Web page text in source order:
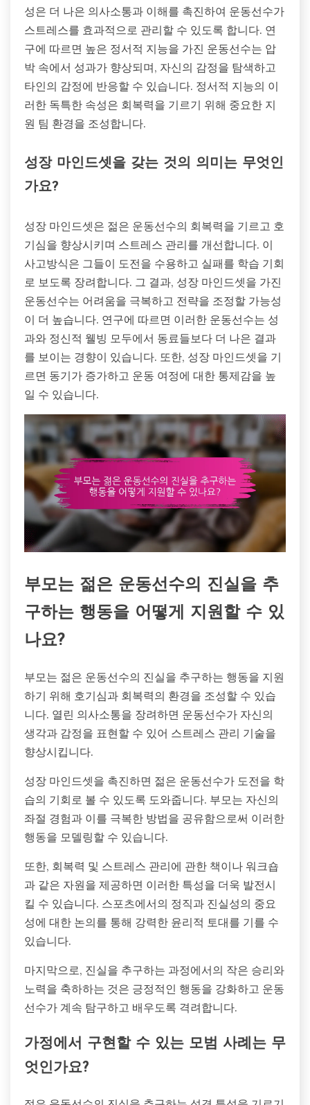
성은 더 나은 의사소통과 이해를 촉진하여 운동선수가
스트레스를 효과적으로 관리할 수 있도록 합니다. 연
구에 따르면 높은 정서적 지능을 가진 운동선수는 압
박 속에서 성과가 향상되며, 자신의 감정을 탐색하고
타인의 감정에 반응할 수 있습니다. 정서적 지능의 이
러한 독특한 속성은 회복력을 기르기 위해 중요한 지
원 팀 환경을 조성합니다.
성장 마인드셋을 갖는 것의 의미는 무엇인
가요?
성장 마인드셋은 젊은 운동선수의 회복력을 기르고 호
기심을 향상시키며 스트레스 관리를 개선합니다. 이
사고방식은 그들이 도전을 수용하고 실패를 학습 기회
로 보도록 장려합니다. 그 결과, 성장 마인드셋을 가진
운동선수는 어려움을 극복하고 전략을 조정할 가능성
이 더 높습니다. 연구에 따르면 이러한 운동선수는 성
과와 정신적 웰빙 모두에서 동료들보다 더 나은 결과
를 보이는 경향이 있습니다. 또한, 성장 마인드셋을 기
르면 동기가 증가하고 운동 여정에 대한 통제감을 높
일 수 있습니다.
부모는 젊은 운동선수의 진실을 추
구하는 행동을 어떻게 지원할 수 있
나요?
부모는 젊은 운동선수의 진실을 추구하는 행동을 지원
하기 위해 호기심과 회복력의 환경을 조성할 수 있습
니다. 열린 의사소통을 장려하면 운동선수가 자신의
생각과 감정을 표현할 수 있어 스트레스 관리 기술을
향상시킵니다.
성장 마인드셋을 촉진하면 젊은 운동선수가 도전을 학
습의 기회로 볼 수 있도록 도와줍니다. 부모는 자신의
좌절 경험과 이를 극복한 방법을 공유함으로써 이러한
행동을 모델링할 수 있습니다.
또한, 회복력 및 스트레스 관리에 관한 책이나 워크숍
과 같은 자원을 제공하면 이러한 특성을 더욱 발전시
킬 수 있습니다. 스포츠에서의 정직과 진실성의 중요
성에 대한 논의를 통해 강력한 윤리적 토대를 기를 수
있습니다.
마지막으로, 진실을 추구하는 과정에서의 작은 승리와
노력을 축하하는 것은 긍정적인 행동을 강화하고 운동
선수가 계속 탐구하고 배우도록 격려합니다.
가정에서 구현할 수 있는 모범 사례는 무
엇인가요?